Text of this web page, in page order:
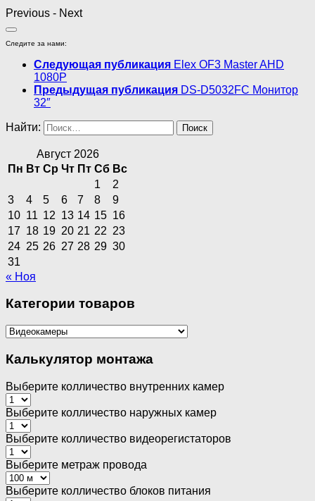
Previous - Next
Следите за нами:
Следующая публикация Elex OF3 Master AHD
1080P
Предыдущая публикация DS-D5032FC Монитор
32″
Найти:
Август 2026
Пн Вт Ср Чт Пт Сб Вс
1
2
3
4 5 6 7 8
9
10 11 12 13 14 15 16
17 18 19 20 21 22 23
24 25 26 27 28 29 30
31
« Ноя
Категории товаров
Калькулятор монтажа
Выберите колличество внутренних камер
Выберите колличество наружных камер
Выберите колличество видеорегистаторов
Выберите метраж провода
Выберите колличество блоков питания